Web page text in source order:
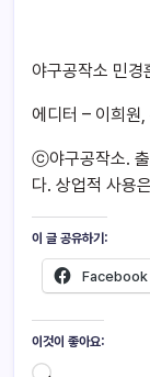
야구공작소 민경
에디터 – 이희원,
ⓒ야구공작소. 출
다. 상업적 사용
이 글 공유하기:
Facebook
이것이 좋아요: